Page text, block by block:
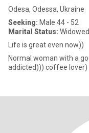
Odesa, Odessa, Ukraine
Seeking: Male 44 - 52
Marital Status: Widowed
Life is great even now))
Normal woman with a good sense of humour, literature
addicted))) coffee lover)